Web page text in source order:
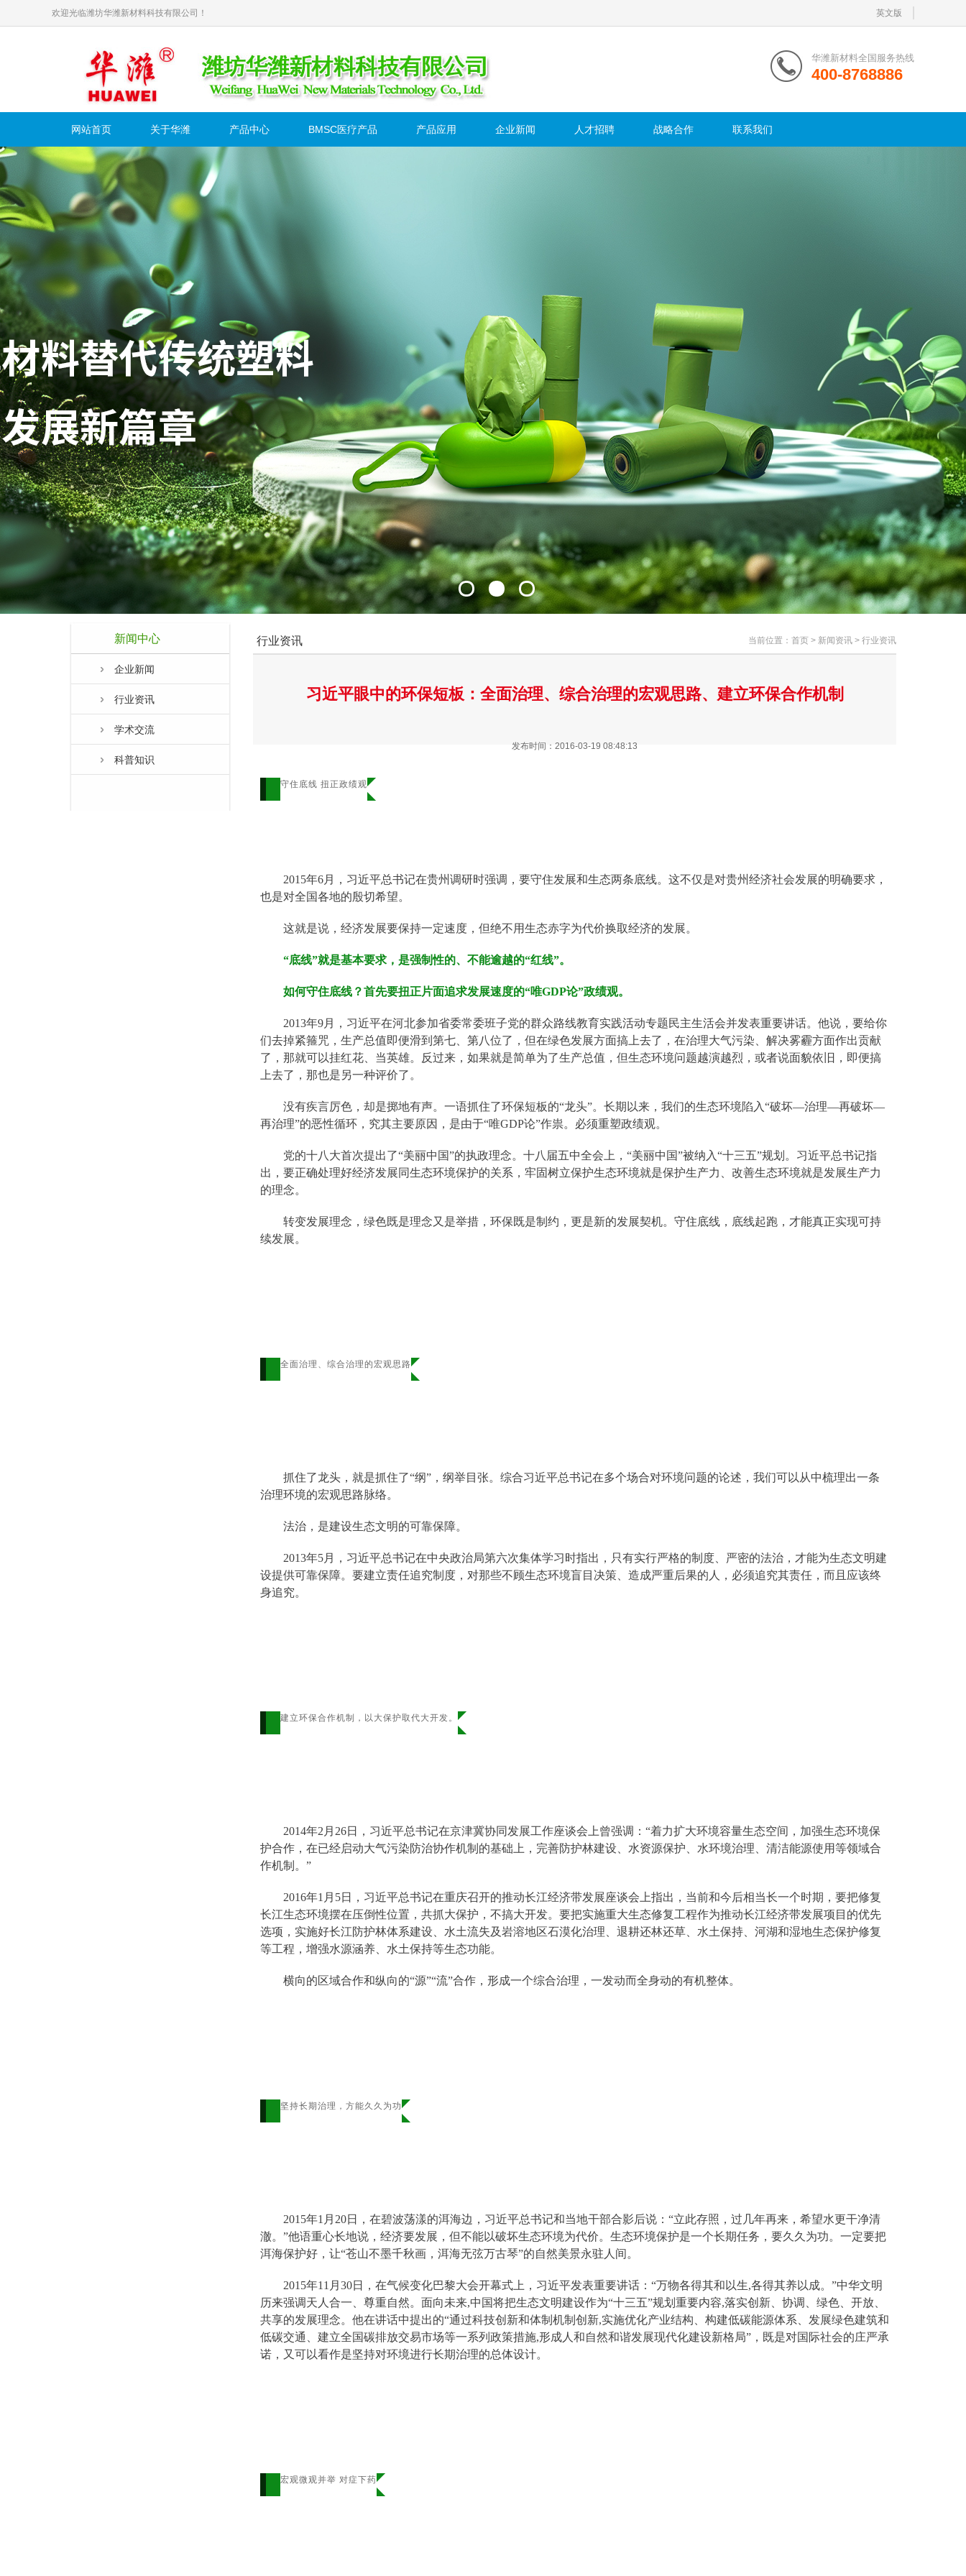
欢迎光临潍坊华潍新材料科技有限公司！ 英文版
华潍新材料全国服务热线
400-8768886
网站首页 关于华潍 产品中心 BMSC医疗产品 产品应用 企业新闻 人才招聘 战略合作 联系我们
新闻中心
企业新闻
行业资讯
学术交流
科普知识
行业资讯 当前位置： 首页 > 新闻资讯 > 行业资讯
习近平眼中的环保短板：全面治理、综合治理的宏观思路、建立环保合作机制
发布时间：2016-03-19 08:48:13
守住底线 扭正政绩观
2015年6月，习近平总书记在贵州调研时强调，要守住发展和生态两条底线。这不仅是对贵州经济社会发展的明确要求，
也是对全国各地的殷切希望。
这就是说，经济发展要保持一定速度，但绝不用生态赤字为代价换取经济的发展。
“底线”就是基本要求，是强制性的、不能逾越的“红线”。
如何守住底线？首先要扭正片面追求发展速度的“唯GDP论”政绩观。
2013年9月，习近平在河北参加省委常委班子党的群众路线教育实践活动专题民主生活会并发表重要讲话。他说，要给你
们去掉紧箍咒，生产总值即便滑到第七、第八位了，但在绿色发展方面搞上去了，在治理大气污染、解决雾霾方面作出贡献
了，那就可以挂红花、当英雄。反过来，如果就是简单为了生产总值，但生态环境问题越演越烈，或者说面貌依旧，即便搞
上去了，那也是另一种评价了。
没有疾言厉色，却是掷地有声。一语抓住了环保短板的“龙头”。长期以来，我们的生态环境陷入“破坏—治理—再破坏—
再治理”的恶性循环，究其主要原因，是由于“唯GDP论”作祟。必须重塑政绩观。
党的十八大首次提出了“美丽中国”的执政理念。十八届五中全会上，“美丽中国”被纳入“十三五”规划。习近平总书记指
出，要正确处理好经济发展同生态环境保护的关系，牢固树立保护生态环境就是保护生产力、改善生态环境就是发展生产力
的理念。
转变发展理念，绿色既是理念又是举措，环保既是制约，更是新的发展契机。守住底线，底线起跑，才能真正实现可持
续发展。
全面治理、综合治理的宏观思路
抓住了龙头，就是抓住了“纲”，纲举目张。综合习近平总书记在多个场合对环境问题的论述，我们可以从中梳理出一条
治理环境的宏观思路脉络。
法治，是建设生态文明的可靠保障。
2013年5月，习近平总书记在中央政治局第六次集体学习时指出，只有实行严格的制度、严密的法治，才能为生态文明建
设提供可靠保障。要建立责任追究制度，对那些不顾生态环境盲目决策、造成严重后果的人，必须追究其责任，而且应该终
身追究。
建立环保合作机制，以大保护取代大开发。
2014年2月26日，习近平总书记在京津冀协同发展工作座谈会上曾强调：“着力扩大环境容量生态空间，加强生态环境保
护合作，在已经启动大气污染防治协作机制的基础上，完善防护林建设、水资源保护、水环境治理、清洁能源使用等领域合
作机制。”
2016年1月5日，习近平总书记在重庆召开的推动长江经济带发展座谈会上指出，当前和今后相当长一个时期，要把修复
长江生态环境摆在压倒性位置，共抓大保护，不搞大开发。要把实施重大生态修复工程作为推动长江经济带发展项目的优先
选项，实施好长江防护林体系建设、水土流失及岩溶地区石漠化治理、退耕还林还草、水土保持、河湖和湿地生态保护修复
等工程，增强水源涵养、水土保持等生态功能。
横向的区域合作和纵向的“源”“流”合作，形成一个综合治理，一发动而全身动的有机整体。
坚持长期治理，方能久久为功
2015年1月20日，在碧波荡漾的洱海边，习近平总书记和当地干部合影后说：“立此存照，过几年再来，希望水更干净清
澈。”他语重心长地说，经济要发展，但不能以破坏生态环境为代价。生态环境保护是一个长期任务，要久久为功。一定要把
洱海保护好，让“苍山不墨千秋画，洱海无弦万古琴”的自然美景永驻人间。
2015年11月30日，在气候变化巴黎大会开幕式上，习近平发表重要讲话：“万物各得其和以生,各得其养以成。”中华文明
历来强调天人合一、尊重自然。面向未来,中国将把生态文明建设作为“十三五”规划重要内容,落实创新、协调、绿色、开放、
共享的发展理念。他在讲话中提出的“通过科技创新和体制机制创新,实施优化产业结构、构建低碳能源体系、发展绿色建筑和
低碳交通、建立全国碳排放交易市场等一系列政策措施,形成人和自然和谐发展现代化建设新格局”，既是对国际社会的庄严承
诺，又可以看作是坚持对环境进行长期治理的总体设计。
宏观微观并举 对症下药